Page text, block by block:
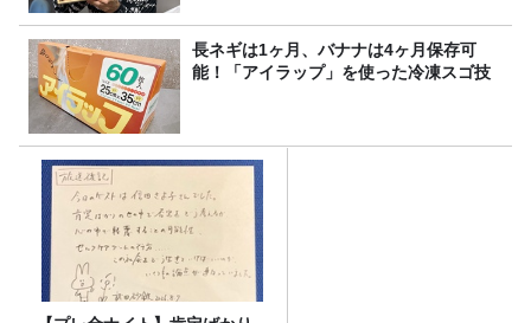
長ネギは1ヶ月、バナナは4ヶ月保存可
能！「アイラップ」を使った冷凍スゴ技